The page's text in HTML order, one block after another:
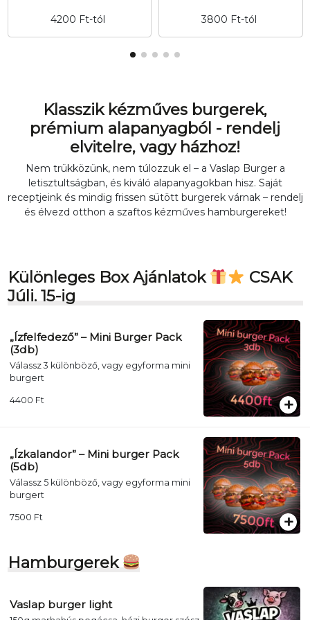
4200 Ft-tól 3800 Ft-tól
Klasszik kézműves burgerek,
prémium alapanyagból - rendelj
elvitelre, vagy házhoz!
Nem trükközünk, nem túlozzuk el – a Vaslap Burger a
letisztultságban, és kiváló alapanyagokban hisz. Saját
receptjeink és mindig frissen sütött burgerek várnak – rendelj
és élvezd otthon a szaftos kézműves hamburgereket!
Különleges Box Ajánlatok
CSAK
Júli. 15-ig
„Ízfelfedező” – Mini Burger Pack
(3db)
Válassz 3 különböző, vagy egyforma mini
burgert
4400 Ft
„Ízkalandor” – Mini burger Pack
(5db)
Válassz 5 különböző, vagy egyforma mini
burgert
7500 Ft
Hamburgerek
Vaslap burger light